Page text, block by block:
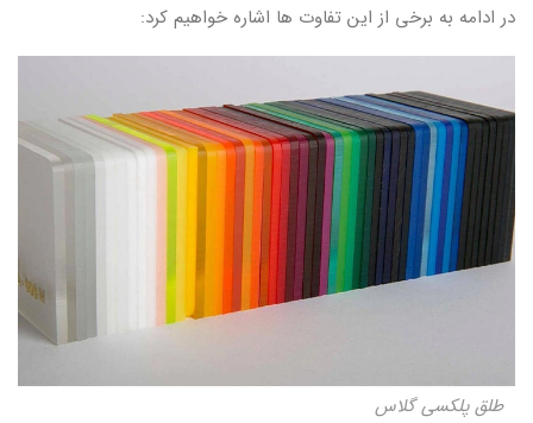
در ادامه به برخی از این تفاوت ها اشاره خواهیم کرد:
طلق پلکسی گلاس